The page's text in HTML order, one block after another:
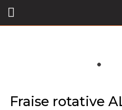
Fraise rotative